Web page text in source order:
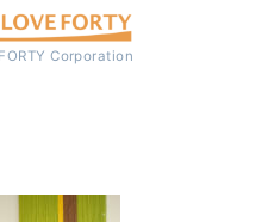
Corporation